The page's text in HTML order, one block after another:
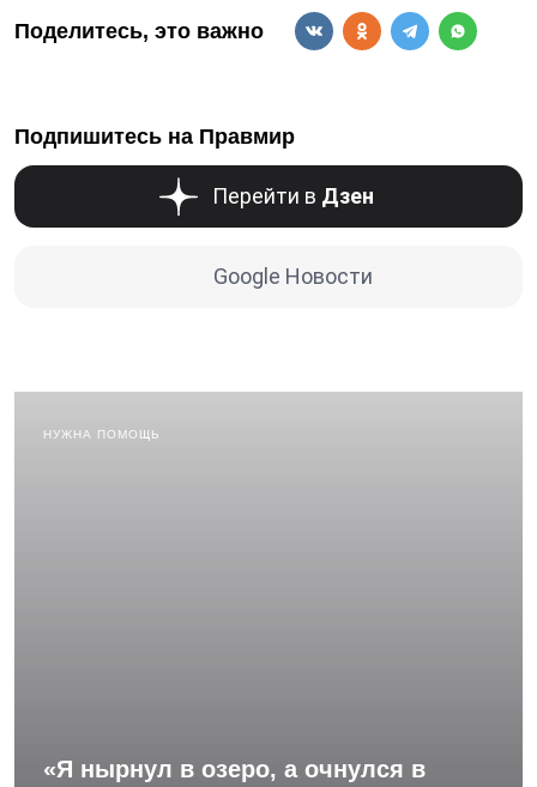
Поделитесь, это важно
Подпишитесь на Правмир
Перейти в Дзен
Google Новости
НУЖНА ПОМОЩЬ
«Я нырнул в озеро, а очнулся в